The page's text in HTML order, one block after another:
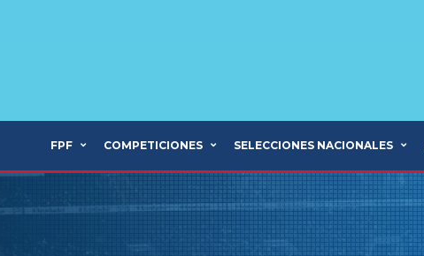
FPF COMPETICIONES SELECCIONES NACIONALES